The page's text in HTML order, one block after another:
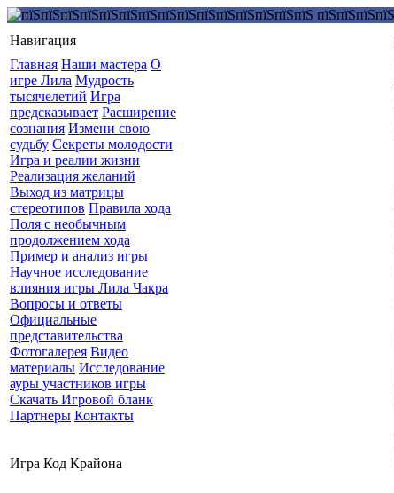
Навигация
Главная Наши мастера О
игре Лила Мудрость
тысячелетий Игра
предсказывает Расширение
сознания Измени свою
судьбу Секреты молодости
Игра и реалии жизни
Реализация желаний
Выход из матрицы
стереотипов Правила хода
Поля с необычным
продолжением хода
Пример и анализ игры
Научное исследование
влияния игры Лила Чакра
Вопросы и ответы
Официальные
представительства
Фотогалерея Видео
материалы Исследование
ауры участников игры
Скачать Игровой бланк
Партнеры Контакты
Игра Код Крайона